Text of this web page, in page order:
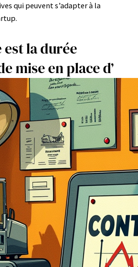
qui peuvent s’adapter à la
est la durée
mise en place d’